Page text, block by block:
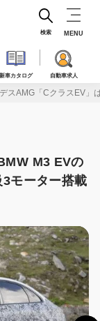
新車カタログ 自動車求人
検索 MENU
スAMG「CクラスEV」
M3 EVの
モーター搭載